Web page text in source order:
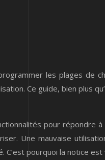
les plages de
Ce guide, bien plus
pour répondre à
Une mauvaise
pourquoi la notice est